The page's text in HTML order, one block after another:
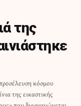
της
κόσμου
της εικαστικής